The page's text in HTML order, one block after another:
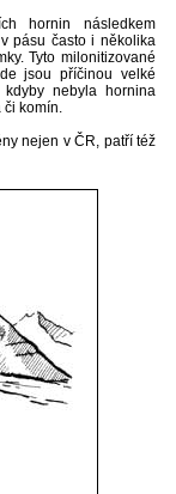
hornin následkem
pásu často i několika
Tyto milonitizované
jsou příčinou velké
kdyby nebyla hornina
či komín.
nejen v ČR, patří též